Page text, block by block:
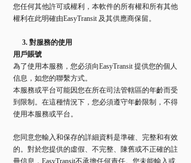
您任何其他許可或權利，本軟件的所有權和所有其他
權利在此明確由EasyTransit 及其供應商保留。
3. 對服務的使用
用戶賬號
為了使用本服務，您必須向EasyTransit 提供您的個人
信息，如您的聯繫方式。
本服務或平台可能因您在所在司法管轄區的年齡而受
到限制。在這種情況下，您必須遵守年齡限制，不得
使用本服務或平台。
您同意您輸入和保存的詳細資料是準確、完整和有效
的。對於您提供的虛假、不完整、陳舊或不正確的註